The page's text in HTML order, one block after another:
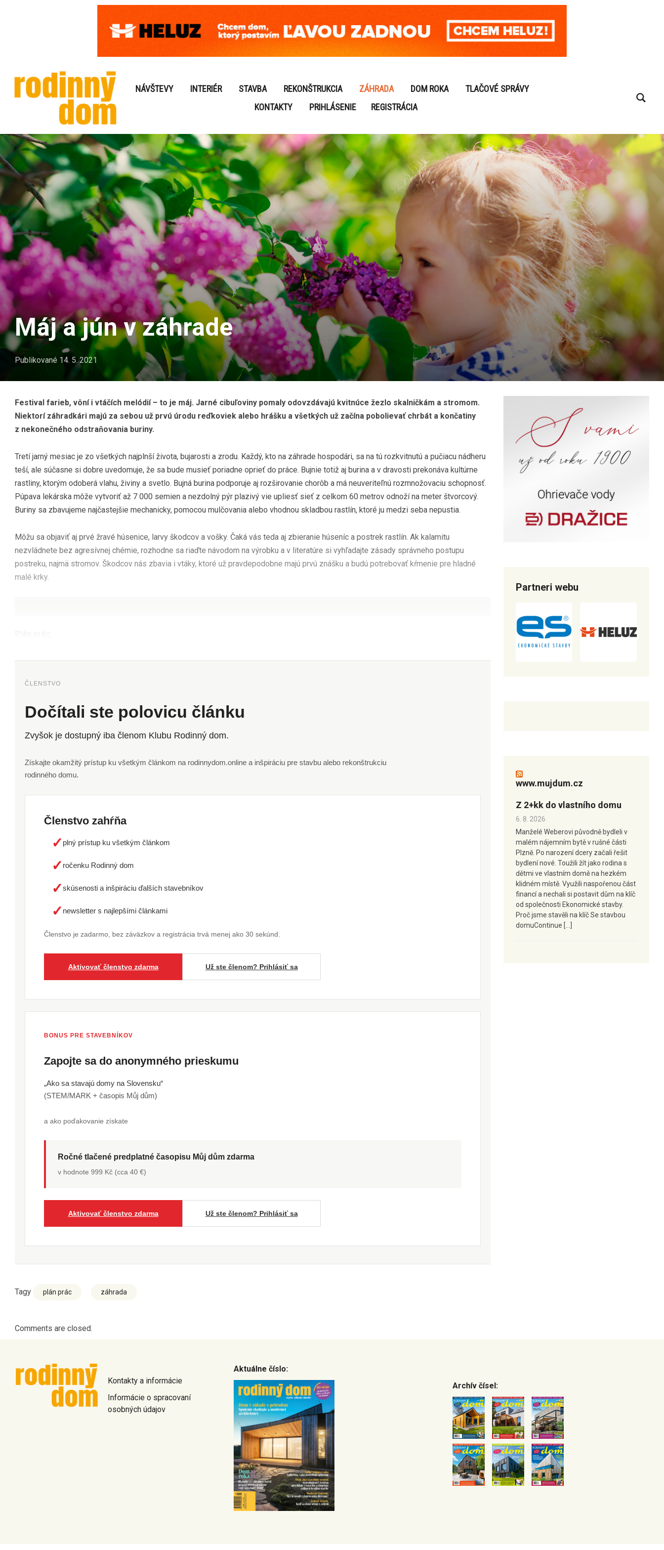
NÁVŠTEVY INTERIÉR STAVBA REKONŠTRUKCIA ZÁHRADA DOM ROKA
TLAČOVÉ SPRÁVY
KONTAKTY
PRIHLÁSENIE REGISTRÁCIA
Máj a jún v záhrade
Publikované 14. 5. 2021
Festival farieb, vôní i vtáčích melódií – to je máj. Jarné cibuľoviny pomaly odovzdávajú kvitnúce žezlo skalničkám a stromom.
Niektorí záhradkári majú za sebou už prvú úrodu reďkoviek alebo hrášku a všetkých už začína pobolievať chrbát a končatiny
z nekonečného odstraňovania buriny.
Tretí jarný mesiac je zo všetkých najplnší života, bujarosti a zrodu. Každý, kto na záhrade hospodári, sa na tú rozkvitnutú a pučiacu nádheru
teší, ale súčasne si dobre uvedomuje, že sa bude musieť poriadne oprieť do práce. Bujnie totiž aj burina a v dravosti prekonáva kultúrne
rastliny, ktorým odoberá vlahu, živiny a svetlo. Bujná burina podporuje aj rozširovanie chorôb a má neuveriteľnú rozmnožovaciu schopnosť.
Púpava lekárska môže vytvoriť až 7 000 semien a nezdolný pýr plazivý vie upliesť sieť z celkom 60 metrov odnoží na meter štvorcový.
Buriny sa zbavujeme najčastejšie mechanicky, pomocou mulčovania alebo vhodnou skladbou rastlín, ktoré ju medzi seba nepustia.
Môžu sa objaviť aj prvé žravé húsenice, larvy škodcov a vošky. Čaká vás teda aj zbieranie húseníc a postrek rastlín. Ak kalamitu
nezvládnete bez agresívnej chémie, rozhodne sa riaďte návodom na výrobku a v literatúre si vyhľadajte zásady správneho postupu
postreku, najmä stromov. Škodcov nás zbavia i vtáky, ktoré už pravdepodobne majú prvú znášku a budú potrebovať kŕmenie pre hladné
malé krky.
ČLENSTVO
Dočítali ste polovicu článku
Zvyšok je dostupný iba členom Klubu Rodinný dom.
Získajte okamžitý prístup ku všetkým článkom na rodinnydom.online a inšpiráciu pre stavbu alebo rekonštrukciu
rodinného domu.
Členstvo zahŕňa
✓ plný prístup ku všetkým článkom
✓ ročenku Rodinný dom
✓skúsenosti a inšpiráciu ďalších stavebníkov
✓ newsletter s najlepšími článkami
Členstvo je zadarmo, bez záväzkov a registrácia trvá menej ako 30 sekúnd.
Aktivovať členstvo zdarma Už ste členom? Prihlásiť sa
BONUS PRE STAVEBNÍKOV
Zapojte sa do anonymného prieskumu
„Ako sa stavajú domy na Slovensku“
(STEM/MARK + časopis Můj dům)
a ako poďakovanie získate
Ročné tlačené predplatné časopisu Můj dům zdarma
v hodnote 999 Kč (cca 40 €)
Aktivovať členstvo zdarma Už ste členom? Prihlásiť sa
Tagy plán prác záhrada
Comments are closed.
Partneri webu
www.mujdum.cz
Z 2+kk do vlastního domu
6. 8. 2026
Manželé Weberovi původně bydleli v
malém nájemním bytě v rušné části
Plzně. Po narození dcery začali řešit
bydlení nové. Toužili žít jako rodina s
dětmi ve vlastním domě na hezkém
klidném místě. Využili naspořenou část
financí a nechali si postavit dům na klíč
od společnosti Ekonomické stavby.
Proč jsme stavěli na klíč Se stavbou
domuContinue […]
Kontakty a informácie
Informácie o spracovaní
osobných údajov
Aktuálne číslo:
Archív čísel: